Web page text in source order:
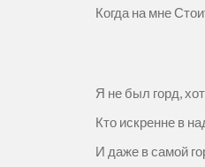
Когда на мне
Я не был горд,
Кто искренне в
И даже в самой